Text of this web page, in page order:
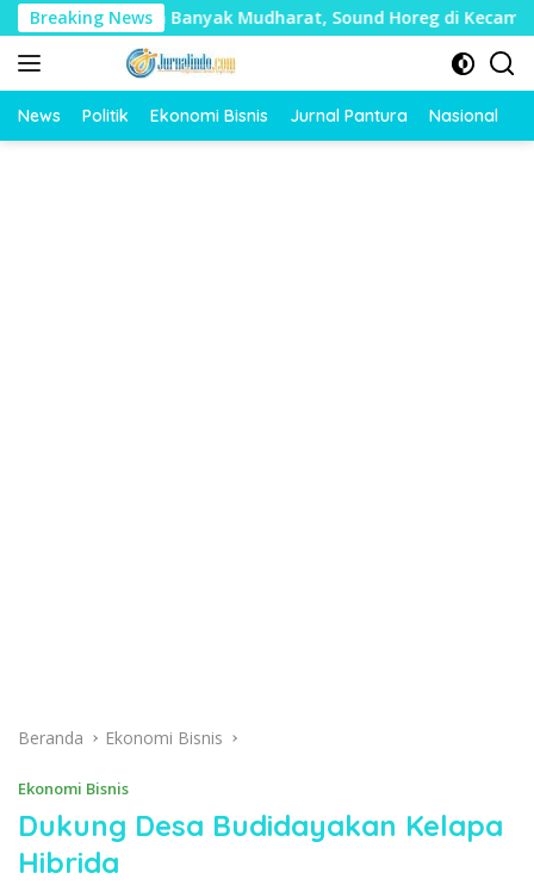
Langsung
ke
konten
Breaking News
Timbulkan Banyak Mudharat, Sound Horeg di Kecamatan
News Politik Ekonomi Bisnis Jurnal Pantura Nasional
Beranda Ekonomi Bisnis
Ekonomi Bisnis
Dukung Desa Budidayakan Kelapa
Hibrida